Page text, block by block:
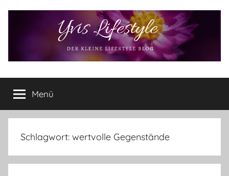
Yvis
Lifestyle
Lifestyle
Blog
–
Lifestyle,
Produkttests
Menü
Schlagwort: wertvolle Gegenstände